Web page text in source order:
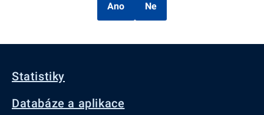
Ano
Ne
Statistiky
Databáze a aplikace